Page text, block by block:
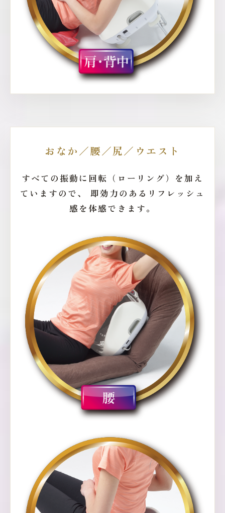
おなか／腰／尻／ウエスト
すべての振動に回転（ローリング）を加え
ていますので、
即効力のあるリフレッシュ
感を体感できます。